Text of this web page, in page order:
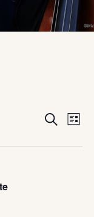
et
Liste